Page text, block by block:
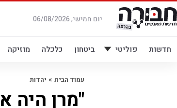
דלג
לתוכן
יום חמישי, 06/08/2026
חדשות פוליטי ביטחון כלכלה מוזיקה
עמוד הבית » יהדות